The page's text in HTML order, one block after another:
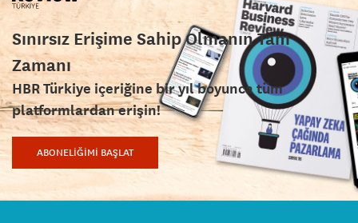
Sınırsız Erişime Sahip Olmanın Tam
Zamanı
HBR Türkiye içeriğine bir yıl boyunca tüm
platformlardan erişin!
ABONELİĞİMİ BAŞLAT